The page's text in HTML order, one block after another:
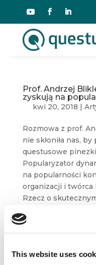
This website uses
Prof. Andrzej
zyskują na
kwi 20, 2018 |
Rozmowa z prof.
nie skłoniła nas,
questusowe
Popularyzator
na popularności
organizacji i twórca
Rzecz o